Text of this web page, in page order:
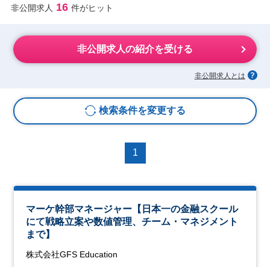
非公開求人 16 件がヒット
非公開求人の紹介を受ける
非公開求人とは
検索条件を変更する
1
マーケ幹部マネージャー【日本一の金融スクール
にて戦略立案や数値管理、チーム・マネジメント
まで】
株式会社GFS Education